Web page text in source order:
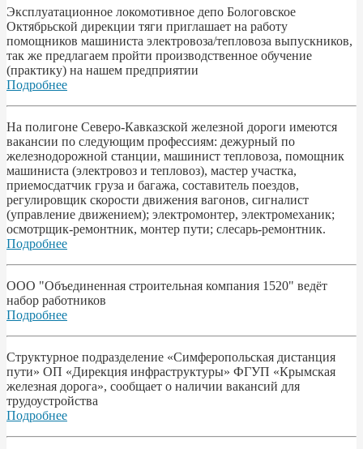
Эксплуатационное локомотивное депо Бологовское
Октябрьской дирекции тяги приглашает на работу
помощников машиниста электровоза/тепловоза выпускников,
так же предлагаем пройти производственное обучение
(практику) на нашем предприятии
Подробнее
На полигоне Северо-Кавказской железной дороги имеются
вакансии по следующим профессиям: дежурный по
железнодорожной станции, машинист тепловоза, помощник
машиниста (электровоз и тепловоз), мастер участка,
приемосдатчик груза и багажа, составитель поездов,
регулировщик скорости движения вагонов, сигналист
(управление движением); электромонтер, электромеханик;
осмотрщик-ремонтник, монтер пути; слесарь-ремонтник.
Подробнее
ООО "Объединенная строительная компания 1520" ведёт
набор работников
Подробнее
Структурное подразделение «Симферопольская дистанция
пути» ОП «Дирекция инфраструктуры» ФГУП «Крымская
железная дорога», сообщает о наличии вакансий для
трудоустройства
Подробнее